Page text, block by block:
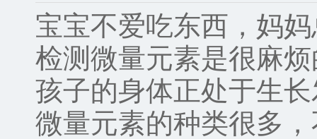
宝宝不爱吃东西，妈
检测微量元素是很麻
孩子的身体正处于生
微量元素的种类很多